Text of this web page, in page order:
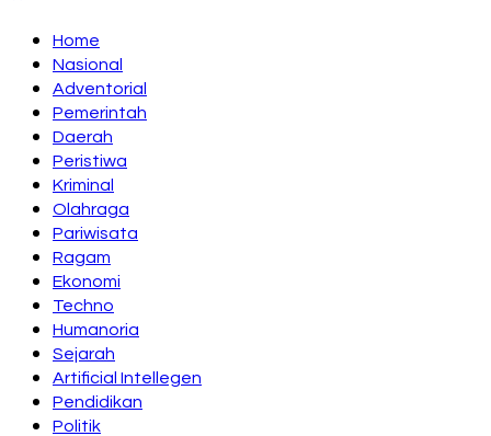
Home
Nasional
Adventorial
Pemerintah
Daerah
Peristiwa
Kriminal
Olahraga
Pariwisata
Ragam
Ekonomi
Techno
Humanoria
Sejarah
Artificial Intellegen
Pendidikan
Politik